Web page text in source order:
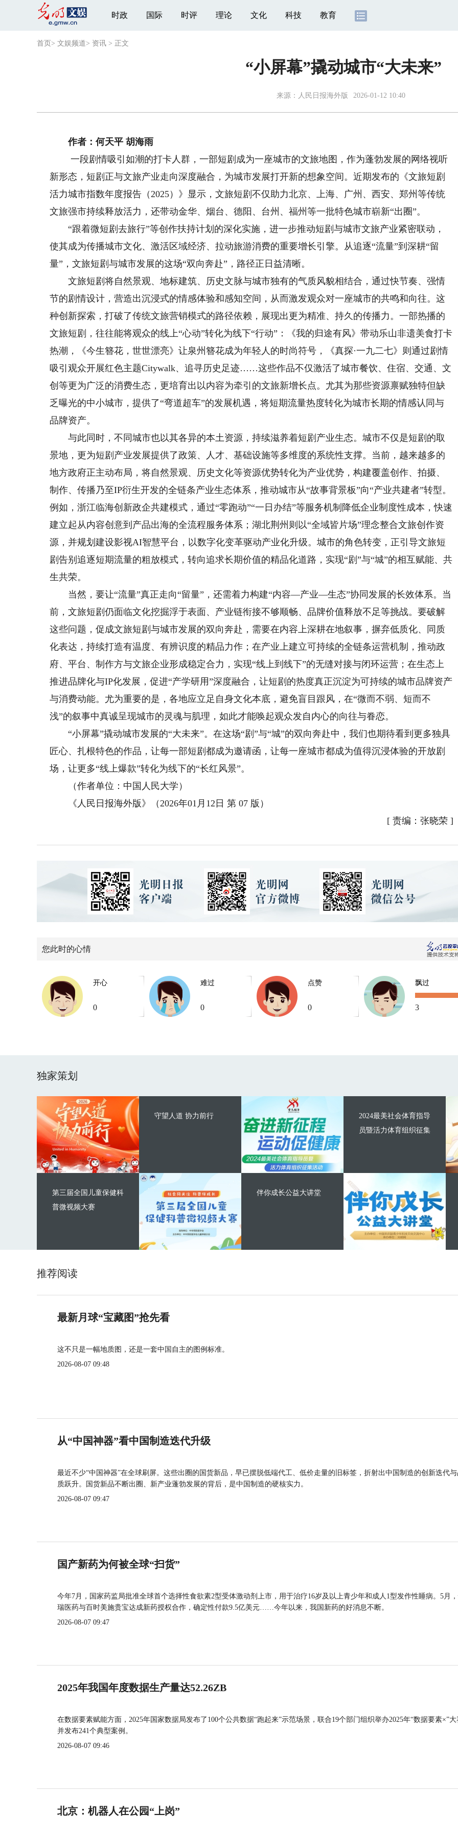
时政 国际 时评 理论 文化 科技 教育
首页 > 文娱频道> 资讯 > 正文
“小屏幕”撬动城市“大未来”
来源： 人民日报海外版 2026-01-12 10:40
作者：何天平 胡海雨
一段剧情吸引如潮的打卡人群，一部短剧成为一座城市的文旅地图，作为蓬勃发展的网络视听
新形态，短剧正与文旅产业走向深度融合，为城市发展打开新的想象空间。近期发布的《文旅短剧
活力城市指数年度报告（2025）》显示，文旅短剧不仅助力北京、上海、广州、西安、郑州等传统
文旅强市持续释放活力，还带动金华、烟台、德阳、台州、福州等一批特色城市崭新“出圈”。
“跟着微短剧去旅行”等创作扶持计划的深化实施，进一步推动短剧与城市文旅产业紧密联动，
使其成为传播城市文化、激活区域经济、拉动旅游消费的重要增长引擎。从追逐“流量”到深耕“留
量”，文旅短剧与城市发展的这场“双向奔赴”，路径正日益清晰。
文旅短剧将自然景观、地标建筑、历史文脉与城市独有的气质风貌相结合，通过快节奏、强情
节的剧情设计，营造出沉浸式的情感体验和感知空间，从而激发观众对一座城市的共鸣和向往。这
种创新探索，打破了传统文旅营销模式的路径依赖，展现出更为精准、持久的传播力。一部热播的
文旅短剧，往往能将观众的线上“心动”转化为线下“行动”：《我的归途有风》带动乐山非遗美食打卡
热潮，《今生簪花，世世漂亮》让泉州簪花成为年轻人的时尚符号，《真探·一九二七》则通过剧情
吸引观众开展红色主题Citywalk、追寻历史足迹……这些作品不仅激活了城市餐饮、住宿、交通、文
创等更为广泛的消费生态，更培育出以内容为牵引的文旅新增长点。尤其为那些资源禀赋独特但缺
乏曝光的中小城市，提供了“弯道超车”的发展机遇，将短期流量热度转化为城市长期的情感认同与
品牌资产。
与此同时，不同城市也以其各异的本土资源，持续滋养着短剧产业生态。城市不仅是短剧的取
景地，更为短剧产业发展提供了政策、人才、基础设施等多维度的系统性支撑。当前，越来越多的
地方政府正主动布局，将自然景观、历史文化等资源优势转化为产业优势，构建覆盖创作、拍摄、
制作、传播乃至IP衍生开发的全链条产业生态体系，推动城市从“故事背景板”向“产业共建者”转型。
例如，浙江临海创新政企共建模式，通过“零跑动”“一日办结”等服务机制降低企业制度性成本，快速
建立起从内容创意到产品出海的全流程服务体系；湖北荆州则以“全域皆片场”理念整合文旅创作资
源，并规划建设影视AI智慧平台，以数字化变革驱动产业化升级。城市的角色转变，正引导文旅短
剧告别追逐短期流量的粗放模式，转向追求长期价值的精品化道路，实现“剧”与“城”的相互赋能、共
生共荣。
当然，要让“流量”真正走向“留量”，还需着力构建“内容—产业—生态”协同发展的长效体系。当
前，文旅短剧仍面临文化挖掘浮于表面、产业链衔接不够顺畅、品牌价值释放不足等挑战。要破解
这些问题，促成文旅短剧与城市发展的双向奔赴，需要在内容上深耕在地叙事，摒弃低质化、同质
化表达，持续打造有温度、有辨识度的精品力作；在产业上建立可持续的全链条运营机制，推动政
府、平台、制作方与文旅企业形成稳定合力，实现“线上到线下”的无缝对接与闭环运营；在生态上
推进品牌化与IP化发展，促进“产学研用”深度融合，让短剧的热度真正沉淀为可持续的城市品牌资产
与消费动能。尤为重要的是，各地应立足自身文化本底，避免盲目跟风，在“微而不弱、短而不
浅”的叙事中真诚呈现城市的灵魂与肌理，如此才能唤起观众发自内心的向往与眷恋。
“小屏幕”撬动城市发展的“大未来”。在这场“剧”与“城”的双向奔赴中，我们也期待看到更多独具
匠心、扎根特色的作品，让每一部短剧都成为邀请函，让每一座城市都成为值得沉浸体验的开放剧
场，让更多“线上爆款”转化为线下的“长红风景”。
（作者单位：中国人民大学）
《人民日报海外版》（2026年01月12日 第 07 版）
[ 责编：张晓荣 ]
您此时的心情
开心
0
难过
0
点赞
0
飘过
3
独家策划
守望人道 协力前行
第三届全国儿童保健科
普微视频大赛
2024最美社会体育指导
员暨活力体育组织征集
伴你成长公益大讲堂
推荐阅读
最新月球“宝藏图”抢先看
这不只是一幅地质图，还是一套中国自主的图例标准。
2026-08-07 09:48
从“中国神器”看中国制造迭代升级
最近不少“中国神器”在全球刷屏。这些出圈的国货新品，早已摆脱低端代工、低价走量的旧标签，折射出中国制造的创新迭代
质跃升。国货新品不断出圈、新产业蓬勃发展的背后，是中国制造的硬核实力。
2026-08-07 09:47
国产新药为何被全球“扫货”
今年7月，国家药监局批准全球首个选择性食欲素2型受体激动剂上市，用于治疗16岁及以上青少年和成人1型发作性睡病。5月
瑞医药与百时美施贵宝达成新药授权合作，确定性付款9.5亿美元……今年以来，我国新药的好消息不断。
2026-08-07 09:47
2025年我国年度数据生产量达52.26ZB
在数据要素赋能方面，2025年国家数据局发布了100个公共数据“跑起来”示范场景，联合19个部门组织举办2025年“数据要素×”大
并发布241个典型案例。
2026-08-07 09:46
北京：机器人在公园“上岗”